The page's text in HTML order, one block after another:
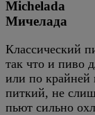
Michelada
Мичелада
Классический
так что и пиво
или по крайней
питкий, не
пьют сильно